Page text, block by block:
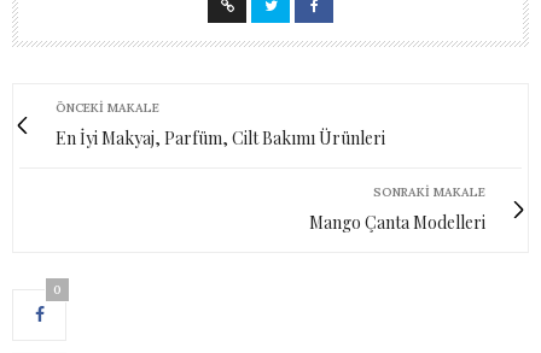
ÖNCEKI MAKALE
En İyi Makyaj, Parfüm, Cilt Bakımı Ürünleri
SONRAKI MAKALE
Mango Çanta Modelleri
0